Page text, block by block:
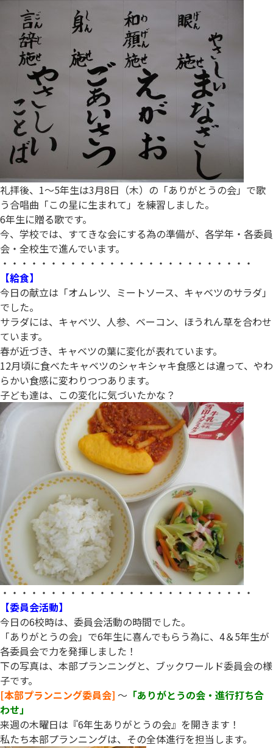
礼拝後、1～5年生は3月8日（木）の「ありがとうの会」で歌
う合唱曲「この星に生まれて」を練習しました。
6年生に贈る歌です。
今、学校では、すてきな会にする為の準備が、各学年・各委員
会・全校生で進んでいます。
・・・・・・・・・・・・・・・・・・・・・・・・・・
【給食】
今日の献立は「オムレツ、ミートソース、キャベツのサラダ」
でした。
サラダには、キャベツ、人参、ベーコン、ほうれん草を合わせ
ています。
春が近づき、キャベツの葉に変化が表れています。
12月頃に食べたキャベツのシャキシャキ食感とは違って、やわ
らかい食感に変わりつつあります。
子ども達は、この変化に気づいたかな？
・・・・・・・・・・・・・・・・・・・・・・・・・・
【委員会活動】
今日の6校時は、委員会活動の時間でした。
「ありがとうの会」で6年生に喜んでもらう為に、4＆5年生が
各委員会で力を発揮しました！
下の写真は、本部プランニングと、ブックワールド委員会の様
子です。
[本部プランニング委員会] ～ 「ありがとうの会・進行打ち合
わせ」
来週の木曜日は『6年生ありがとうの会』を開きます！
私たち本部プランニングは、その全体進行を担当します。